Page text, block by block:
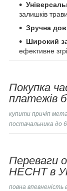
залишків
Зручна
Широкий
ефективне
Покупка
платежів
купити причіп
постачальника до
Переваги
HECHT в
повна впевненість